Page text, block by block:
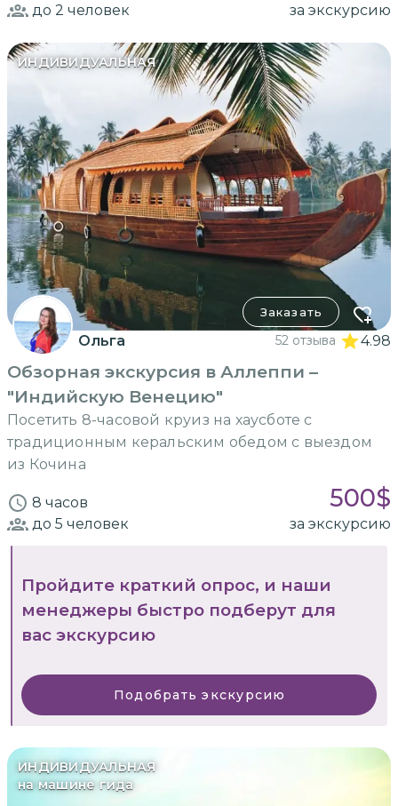
до 2 человек за экскурсию
ИНДИВИДУАЛЬНАЯ
Заказать
Ольга 52 отзыва 4.98
Обзорная экскурсия в Аллеппи –
"Индийскую Венецию"
Посетить 8-часовой круиз на хаусботе с
традиционным керальским обедом с выездом
из Кочина
8 часов 500$
до 5 человек за экскурсию
Пройдите краткий опрос, и наши
менеджеры быстро подберут для
вас экскурсию
Подобрать экскурсию
ИНДИВИДУАЛЬНАЯ
на машине гида